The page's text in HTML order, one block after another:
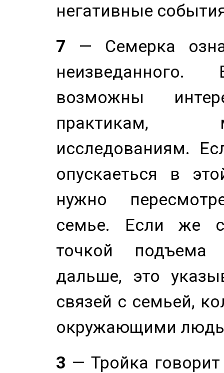
негативные
7 — Семерка
возможны
практикам,
исследованиям.
опускаеться в
нужно
семье. Если же
точкой
дальше, это
связей с семьей,
окружающими
3 — Тройка